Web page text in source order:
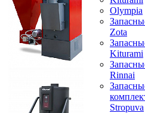
Olympia
Zota
Kiturami
Rinnai
Stropuva